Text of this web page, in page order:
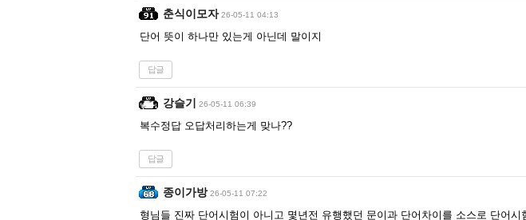
춘식이모자 26-05-11 04:13
단어 뜻이 하나만 있는게 아닌데 말이지
답글
강슬기 26-05-11 06:39
복수정답 오답처리하는게 맞나??
답글
종이가방 26-05-11 07:22
형님들 진짜 단어시험이 아니고 몇년전 유행했던 문이과 단어차이를 소스로 단어